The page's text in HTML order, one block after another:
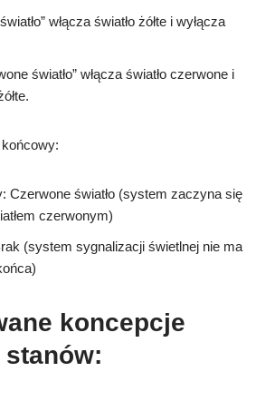
włącza światło żółte i wyłącza
światło” włącza światło czerwone i
Czerwone światło (system zaczyna się
czerwonym)
(system sygnalizacji świetlnej nie ma
koncepcje